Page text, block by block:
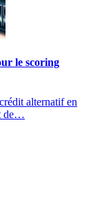
le scoring
alternatif en
de…